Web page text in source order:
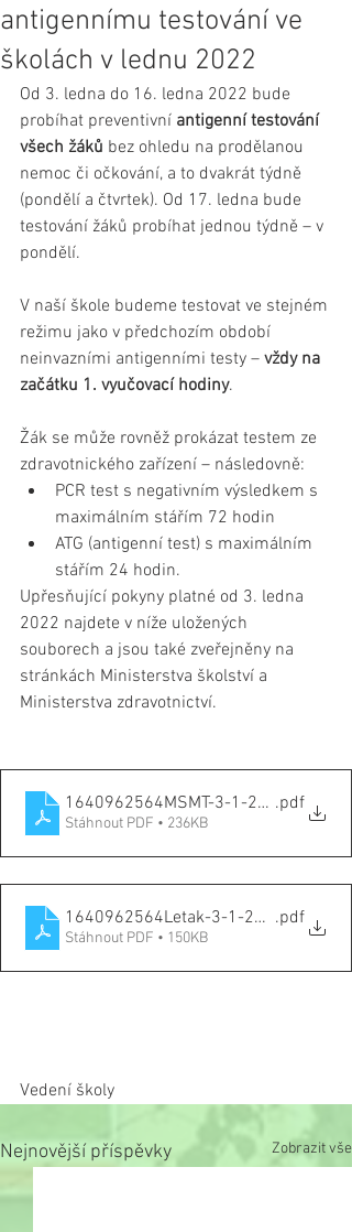
antigennímu testování ve
školách v lednu 2022
Od 3. ledna do 16. ledna 2022 bude
probíhat preventivní antigenní testování
všech žáků bez ohledu na prodělanou
nemoc či očkování, a to dvakrát týdně
(pondělí a čtvrtek). Od 17. ledna bude
testování žáků probíhat jednou týdně – v
pondělí.
V naší škole budeme testovat ve stejném
režimu jako v předchozím období
neinvazními antigenními testy – vždy na
začátku 1. vyučovací hodiny.
Žák se může rovněž prokázat testem ze
zdravotnického zařízení – následovně:
PCR test s negativním výsledkem s
maximálním stářím 72 hodin
ATG (antigenní test) s maximálním
stářím 24 hodin.
Upřesňující pokyny platné od 3. ledna
2022 najdete v níže uložených
souborech a jsou také zveřejněny na
stránkách Ministerstva školství a
Ministerstva zdravotnictví.
1640962564MSMT-3-1-2022.pdf
Stáhnout PDF • 236KB
1640962564Letak-3-1-2022.pdf
Stáhnout PDF • 150KB
Vedení školy
Nejnovější příspěvky Zobrazit vše